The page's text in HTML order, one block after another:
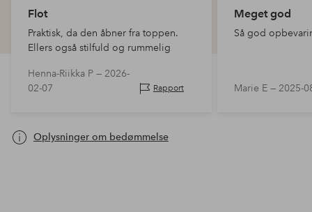
Flot
Praktisk, da den åbner fra toppen.
Ellers også stilfuld og rummelig
Henna-Riikka P — 2026-
02-07
Rapport
Meget god
Så god
Marie E — 2025-
Oplysninger om bedømmelse